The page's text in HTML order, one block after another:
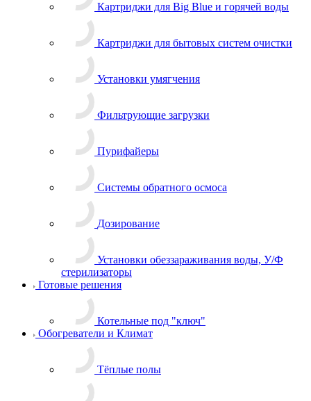
Картриджи для Big Blue и горячей воды
Картриджи для бытовых систем очистки
Установки умягчения
Фильтрующие загрузки
Пурифайеры
Системы обратного осмоса
Дозирование
Установки обеззараживания воды, У/Ф
стерилизаторы
Готовые решения
Котельные под "ключ"
Обогреватели и Климат
Тёплые полы